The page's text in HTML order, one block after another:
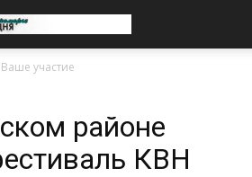
Ваше участие
районе
КВН